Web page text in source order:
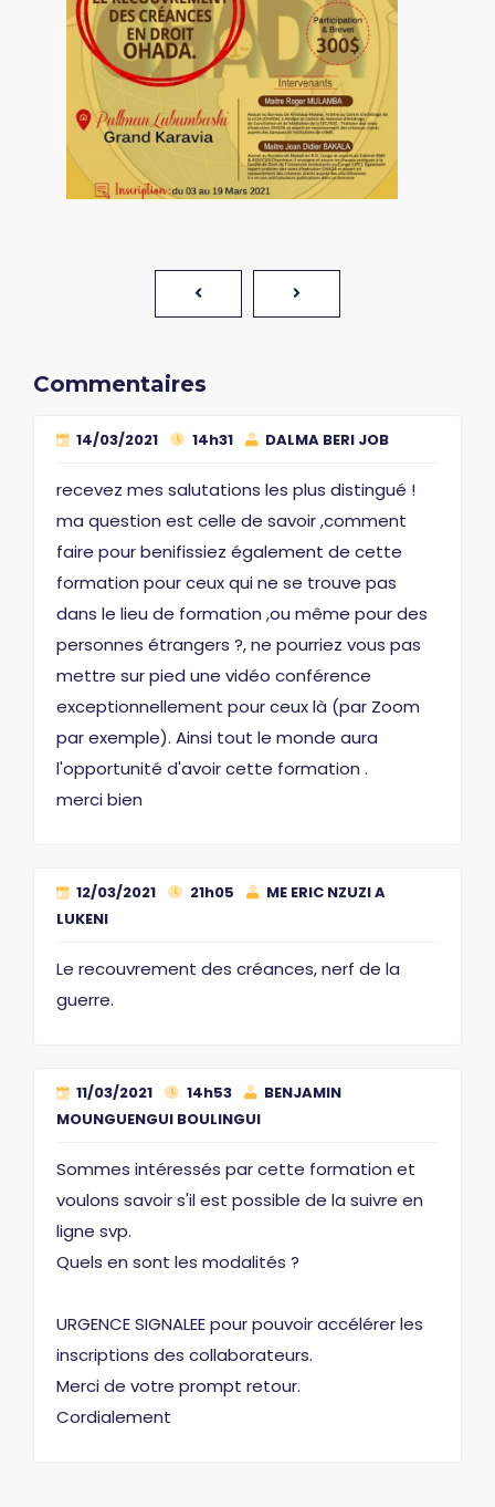
Commentaires
14/03/2021 14h31 DALMA BERI JOB
recevez mes salutations les plus distingué !
ma question est celle de savoir ,comment
faire pour benifissiez également de cette
formation pour ceux qui ne se trouve pas
dans le lieu de formation ,ou même pour des
personnes étrangers ?, ne pourriez vous pas
mettre sur pied une vidéo conférence
exceptionnellement pour ceux là (par Zoom
par exemple). Ainsi tout le monde aura
l'opportunité d'avoir cette formation .
merci bien
12/03/2021 21h05
ME ERIC NZUZI A
LUKENI
Le recouvrement des créances, nerf de la
guerre.
11/03/2021 14h53
BENJAMIN
MOUNGUENGUI BOULINGUI
Sommes intéressés par cette formation et
voulons savoir s'il est possible de la suivre en
ligne svp.
Quels en sont les modalités ?
URGENCE SIGNALEE pour pouvoir accélérer les
inscriptions des collaborateurs.
Merci de votre prompt retour.
Cordialement